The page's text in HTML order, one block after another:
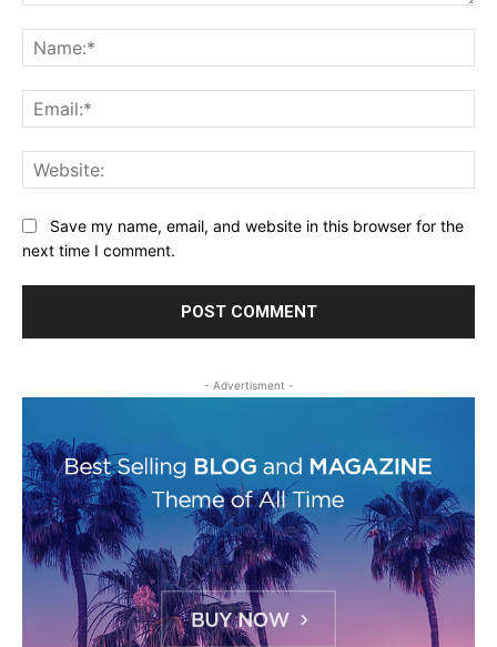
Save my name, email, and website in this browser for the
next time I comment.
- Advertisment -